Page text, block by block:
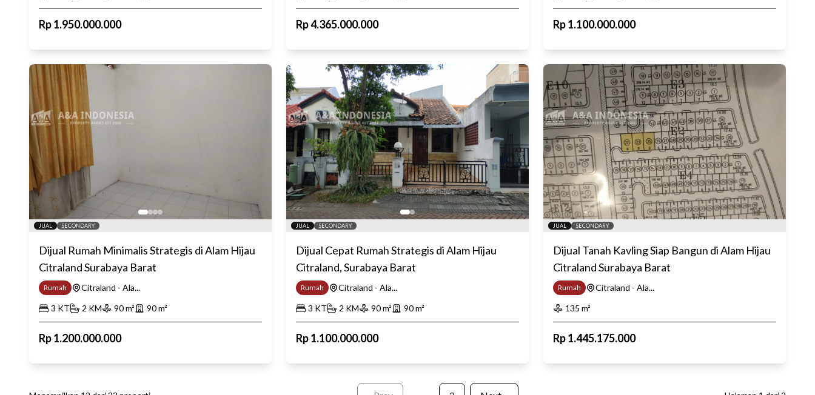
Rp1.950.000.000 Rp4.365.000.000 Rp1.100.000.000
JUAL SECONDARY
Dijual Rumah Minimalis Strategis di Alam Hijau
Citraland Surabaya Barat
Rumah
Citraland - Ala...
3 KT 2 KM 90m² 90m²
Rp1.200.000.000
JUAL SECONDARY
Dijual Cepat Rumah Strategis di Alam Hijau
Citraland, Surabaya Barat
Rumah
Citraland - Ala...
3 KT 2 KM 90m² 90m²
Rp1.100.000.000
JUAL SECONDARY
Dijual Tanah Kavling Siap Bangun di Alam Hijau
Citraland Surabaya Barat
Rumah
Citraland - Ala...
135 m²
Rp1.445.175.000